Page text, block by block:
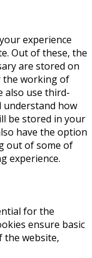
experience
Out of these, the
are stored on
the working of
also use third-
understand how
be stored in your
have the option
out of some of
experience.
for the
ensure basic
the website,